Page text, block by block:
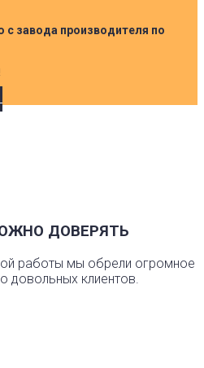
с завода производителя по
ДОВЕРЯТЬ
работы мы обрели огромное
довольных клиентов.